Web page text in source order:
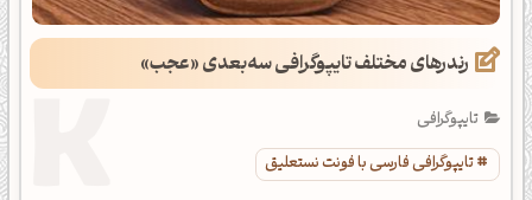
رندرهای مختلف تایپوگرافی سه‌بعدی «عجب»
تایپوگرافی
تایپوگرافی فارسی با فونت نستعلیق